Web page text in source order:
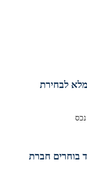
לבחירת
בוחרים חברת